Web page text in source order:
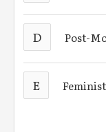
D Post-
E